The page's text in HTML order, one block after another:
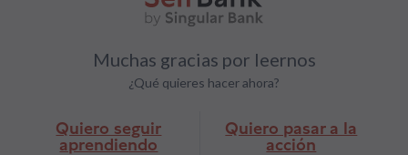
Muchas gracias por leernos
¿Qué quieres hacer ahora?
Quiero seguir
aprendiendo
Quiero pasar a la
acción